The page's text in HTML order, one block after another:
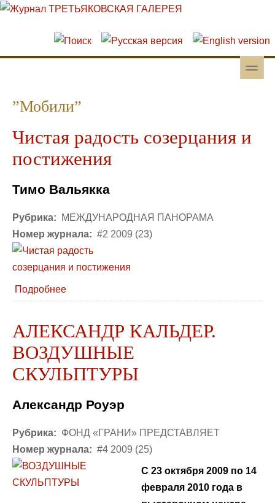
Перейти к основному содержанию
Skip to search
toggle
”Мобили”
Чистая радость созерцания и
постижения
Тимо Вальякка
Рубрика:
МЕЖДУНАРОДНАЯ ПАНОРАМА
Номер журнала: #2 2009 (23)
Подробнее
АЛЕКСАНДР КАЛЬДЕР.
ВОЗДУШНЫЕ
СКУЛЬПТУРЫ
Александр Роуэр
Рубрика: ФОНД «ГРАНИ» ПРЕДСТАВЛЯЕТ
Номер журнала: #4 2009 (25)
C 23 октября 2009 по 14
февраля 2010 года в